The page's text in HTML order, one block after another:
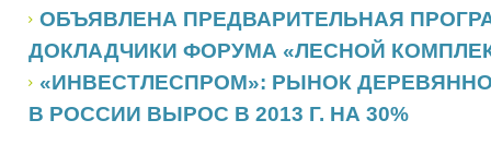
ОБЪЯВЛЕНА ПРЕДВАРИТЕЛЬНАЯ
ДОКЛАДЧИКИ ФОРУМА «ЛЕСНОЙ
«ИНВЕСТЛЕСПРОМ»: РЫНОК
В РОССИИ ВЫРОС В 2013 Г. НА 30%